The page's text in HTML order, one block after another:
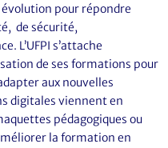
pour répondre
de sécurité,
L’UFPI s’attache
de ses formations pour
aux nouvelles
digitales viennent en
pédagogiques ou
la formation en